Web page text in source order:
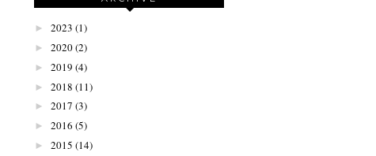
► 2023 (1)
► 2020(2)
► 2019 (4)
► 2018 (11)
► 2017 (3)
► 2016 (5)
► 2015 (14)